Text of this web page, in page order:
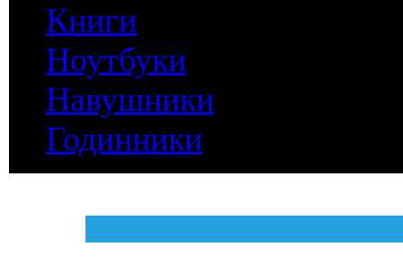
Книги
Ноутбуки
Навушники
Годинники